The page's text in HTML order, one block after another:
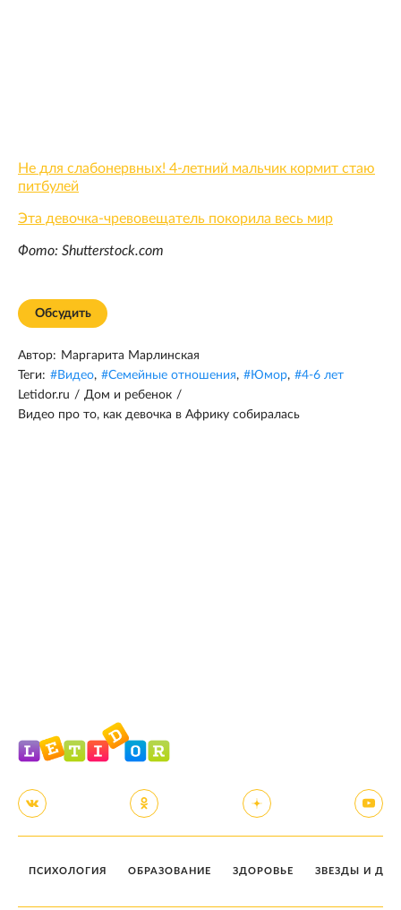
Не для слабонервных! 4-летний мальчик кормит стаю
питбулей
Эта девочка-чревовещатель покорила весь мир
Фото: Shutterstock.com
Обсудить
Автор: Маргарита Марлинская
Теги: #Видео, #Семейные отношения, #Юмор, #4-6 лет
Letidor.ru / Дом и ребенок /
Видео про то, как девочка в Африку собиралась
ПСИХОЛОГИЯ ОБРАЗОВАНИЕ ЗДОРОВЬЕ ЗВЕЗДЫ И